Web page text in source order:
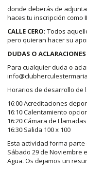
donde deberás de
haces tu inscripción como
CALLE CERO: Todos
pero quieran hacer su
DUDAS O ACLARACIONES
Para cualquier duda o
Horarios de desarrollo de
16:00 Acreditaciones
16:10 Calentamiento
16:20 Cámara de Llamadas
16:30 Salida 100 x 100
Esta actividad forma
Sábado 29 de Noviembre
Agua. Os dejamos un